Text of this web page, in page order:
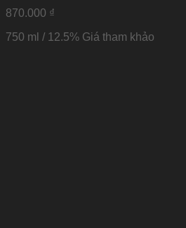
870.000 ₫
750 ml / 12.5% Giá tham khảo